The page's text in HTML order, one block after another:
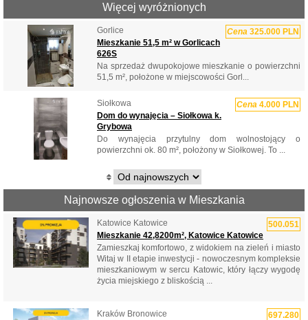
Więcej wyróżnionych
Gorlice Cena 325.000 PLN
Mieszkanie 51,5 m² w Gorlicach
626S
Na sprzedaż dwupokojowe mieszkanie o powierzchni
51,5 m², położone w miejscowości Gorl...
Siołkowa Cena 4.000 PLN
Dom do wynajęcia – Siołkowa k.
Grybowa
Do wynajęcia przytulny dom wolnostojący o
powierzchni ok. 80 m², położony w Siołkowej. To ...
Najnowsze ogłoszenia w Mieszkania
500.051
Katowice Katowice
Mieszkanie 42,8200m², Katowice Katowice
Zamieszkaj komfortowo, z widokiem na zieleń i miasto
Witaj w II etapie inwestycji - nowoczesnym kompleksie
mieszkaniowym w sercu Katowic, który łączy wygodę
życia miejskiego z bliskością ...
697.280
Kraków Bronowice